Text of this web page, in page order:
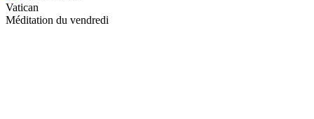
Vatican
Méditation du vendredi